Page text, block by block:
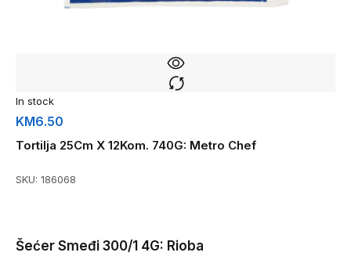
In stock
KM6.50
Tortilja 25Cm X 12Kom. 740G: Metro Chef
SKU: 186068
Šećer Smeđi 300/1 4G: Rioba